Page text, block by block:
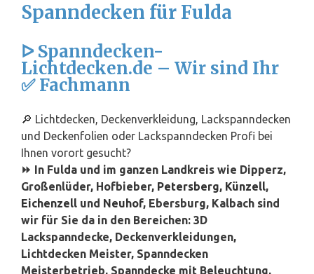
Spanndecken für Fulda
ᐅ Spanndecken-
Lichtdecken.de – Wir sind Ihr
✅ Fachmann
🔎 Lichtdecken, Deckenverkleidung, Lackspanndecken
und Deckenfolien oder Lackspanndecken Profi bei
Ihnen vorort gesucht?
⏩ In Fulda und im ganzen Landkreis wie Dipperz,
Großenlüder, Hofbieber, Petersberg, Künzell,
Eichenzell und Neuhof, Ebersburg, Kalbach sind
wir für Sie da in den Bereichen: 3D
Lackspanndecke, Deckenverkleidungen,
Lichtdecken Meister, Spanndecken
Meisterbetrieb, Spanndecke mit Beleuchtung,